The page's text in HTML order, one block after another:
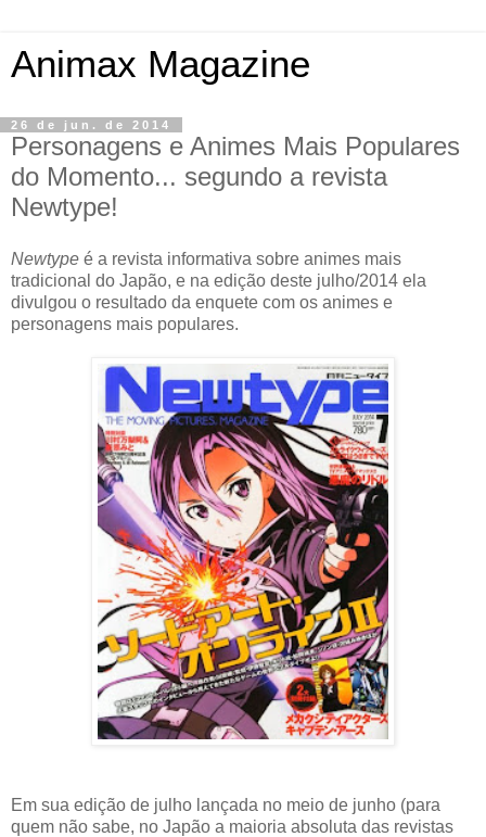
Animax Magazine
26 de jun. de 2014
Personagens e Animes Mais Populares
do Momento... segundo a revista
Newtype!
Newtype é a revista informativa sobre animes mais
tradicional do Japão, e na edição deste julho/2014 ela
divulgou o resultado da enquete com os animes e
personagens mais populares.
Em sua edição de julho lançada no meio de junho (para
quem não sabe, no Japão a maioria absoluta das revistas